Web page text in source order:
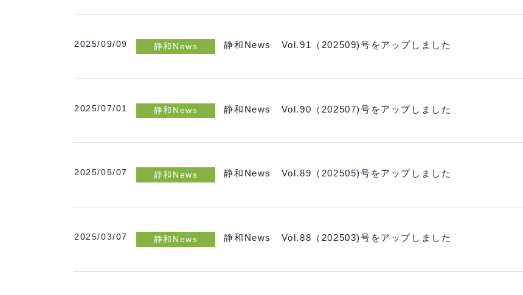
2025/09/09 静和News 静和News Vol.91（202509)号をアップしました
2025/07/01 静和News 静和News Vol.90（202507)号をアップしました
2025/05/07 静和News 静和News Vol.89（202505)号をアップしました
2025/03/07 静和News 静和News Vol.88（202503)号をアップしました